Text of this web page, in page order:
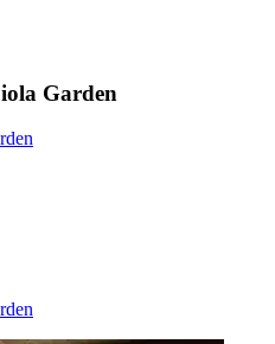
Garden